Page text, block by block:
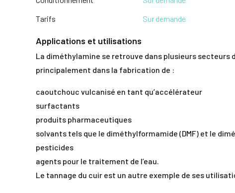
Tarifs
Sur demande
Applications et utilisations
La diméthylamine se retrouve dans plusieurs secteurs
principalement dans la fabrication de :
caoutchouc vulcanisé en tant qu’accélérateur
surfactants
produits pharmaceutiques
solvants tels que le diméthylformamide (DMF) et le
pesticides
agents pour le traitement de l’eau.
Le tannage du cuir est un autre exemple de ses